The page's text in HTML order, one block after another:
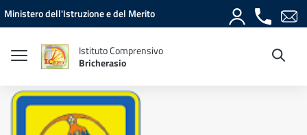
Vai ai contenuti
Vai al menu di navigazione
Vai al footer
Ministero dell'Istruzione e del Merito
Istituto Comprensivo
Bricherasio